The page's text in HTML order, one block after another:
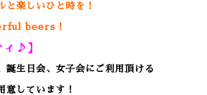
と楽しいひと時を！
beers！
ィ♪】
誕生日会、女子会にご利用頂ける
意しています！